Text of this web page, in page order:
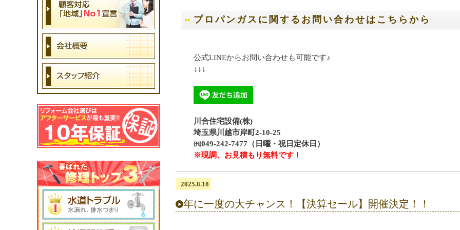
プロパンガスに関するお問い合わせはこちらから
公式LINEからお問い合わせも可能です♪
↓↓↓
川合住宅設備(株)
埼玉県川越市岸町2-10-25
㈹049-242-7477（日曜・祝日定休日）
※現調、お見積もり無料です！
2025.8.18
年に一度の大チャンス！【決算セール】開催決定！！